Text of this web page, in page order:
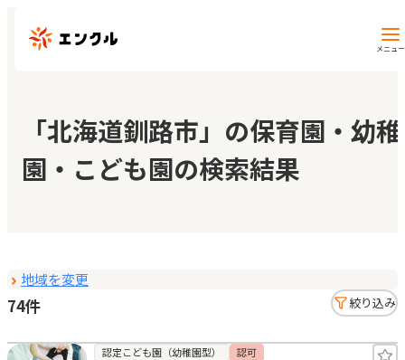
メニュー
保育園・幼稚園を探す
地図から探す
マイページ
「北海道釧路市」の保育園・幼稚
園・こども園の検索結果
地域を変更
74件 絞り込み
認定こども園（幼稚園型） 認可